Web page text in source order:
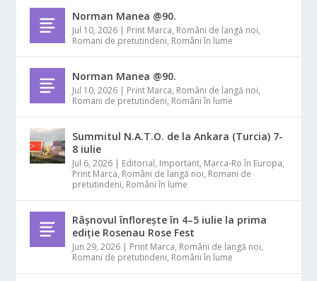
Norman Manea @90.
Jul 10, 2026 | Print Marca, Români de langă noi,
Romani de pretutindeni, Români în lume
Norman Manea @90.
Jul 10, 2026 | Print Marca, Români de langă noi,
Romani de pretutindeni, Români în lume
Summitul N.A.T.O. de la Ankara (Turcia) 7-
8 iulie
Jul 6, 2026 | Editorial, Important, Marca-Ro în Europa,
Print Marca, Români de langă noi, Romani de
pretutindeni, Români în lume
Râșnovul înflorește în 4–5 iulie la prima
ediție Rosenau Rose Fest
Jun 29, 2026 | Print Marca, Români de langă noi,
Romani de pretutindeni, Români în lume